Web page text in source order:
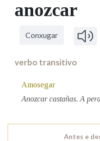
Facebook
TwitterYoutubeInstagram
Bluesky
BUSCAR NOS LEMAS
Comeza por
anozcar
Conxugar
verbo transitivo
Amosegar
Anozcar castañas. A
Antes e